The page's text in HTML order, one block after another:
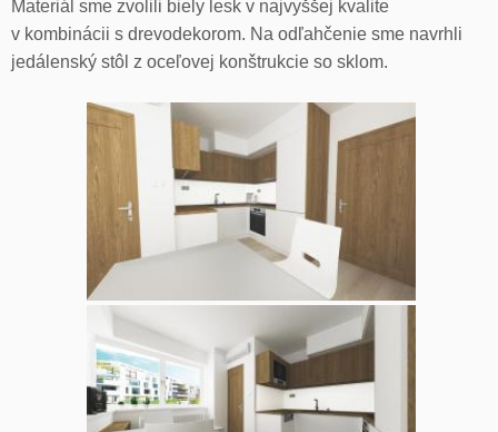
Materiál sme zvolili biely lesk v najvyššej kvalite
v kombinácii s drevodekorom. Na odľahčenie sme navrhli
jedálenský stôl z oceľovej konštrukcie so sklom.